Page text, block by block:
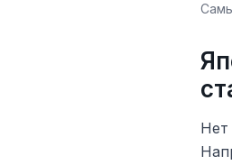
Нет